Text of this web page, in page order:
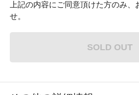
上記の内容にご同意頂けた方のみ、
せ。
SOLD OUT